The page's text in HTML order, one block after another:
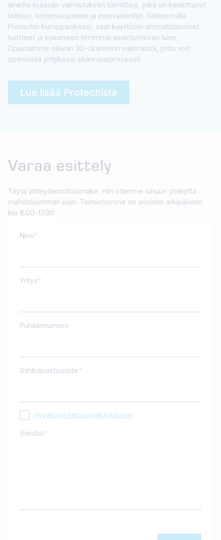
ainetta lisäävän valmistuksen toimittaja, joka on keskittynyt
laatuun, luotettavuuteen ja innovaatioihin. Valitsemalla
Protechin kumppaniksesi, saat käyttöösi ammattitasoiset
tuotteet ja kokeneen tiimimme asiantuntevan tuen.
Opastamme oikean 3D-skannerin valinnassa, jotta voit
optimoida yrityksesi skannausprosessit.
Lue lisää Protechista
Varaa esittely
Täytä yhteydenottolomake, niin otamme sinuun yhteyttä
mahdolisimman pian. Toimistomme on avoinna arkipäivisin
klo 8.00-17.00
Nimi
Yritys
Puhelinnumero
Sähköpostiosoite
Hyväksyn tietosuojakäytännön.
Viestisi